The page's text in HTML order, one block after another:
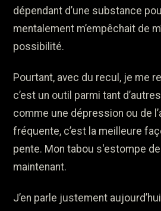
dépendant d’une substance
mentalement m’empêchait de
possibilité.
Pourtant, avec du recul, je me
c’est un outil parmi tant
comme une dépression ou de
fréquente, c’est la meilleure
pente. Mon tabou s'estompe
maintenant.
J’en parle justement